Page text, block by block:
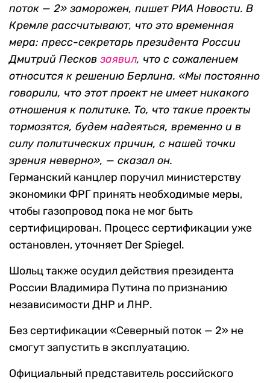
поток — 2» заморожен, пишет РИА Новости. В
Кремле рассчитывают, что это временная
мера: пресс-секретарь президента России
Дмитрий Песков заявил, что с сожалением
относится к решению Берлина. «Мы постоянно
говорили, что этот проект не имеет никакого
отношения к политике. То, что такие проекты
тормозятся, будем надеяться, временно и в
силу политических причин, с нашей точки
зрения неверно», — сказал он.
Германский канцлер поручил министерству
экономики ФРГ принять необходимые меры,
чтобы газопровод пока не мог быть
сертифицирован. Процесс сертификации уже
остановлен, уточняет Der Spiegel.
Шольц также осудил действия президента
России Владимира Путина по признанию
независимости ДНР и ЛНР.
Без сертификации «Северный поток — 2» не
смогут запустить в эксплуатацию.
Официальный представитель российского